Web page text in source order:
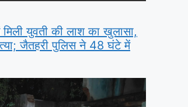
युवती की लाश का खुलासा,
जैतहरी पुलिस ने 48 घंटे में